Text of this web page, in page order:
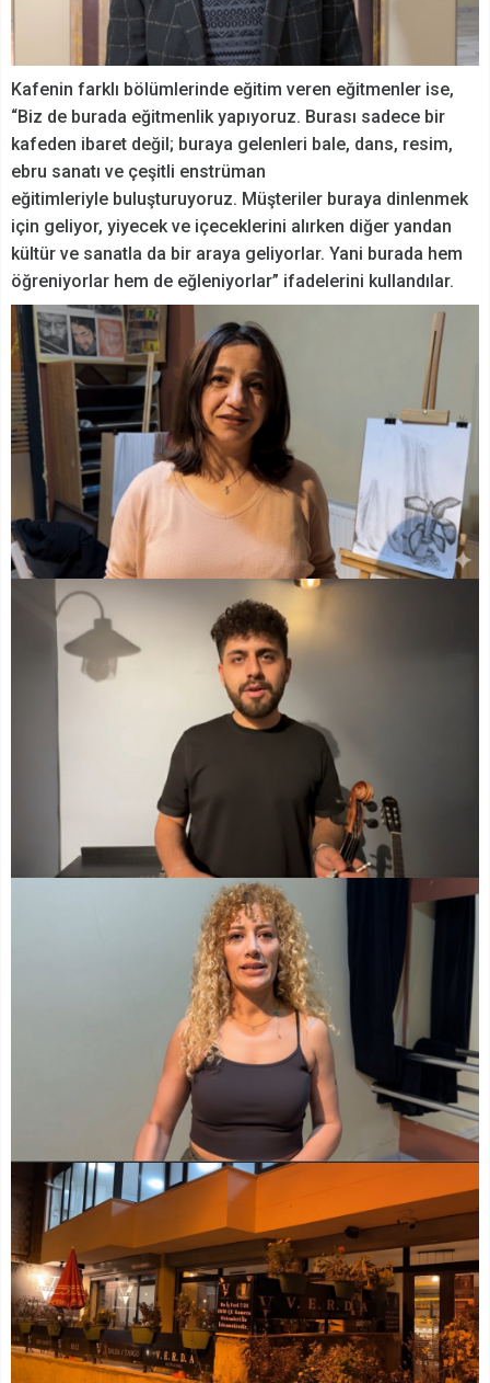
Kafenin farklı bölümlerinde eğitim veren eğitmenler ise,
“Biz de burada eğitmenlik yapıyoruz. Burası sadece bir
kafeden ibaret değil; buraya gelenleri bale, dans, resim,
ebru sanatı ve çeşitli enstrüman
eğitimleriyle buluşturuyoruz. Müşteriler buraya dinlenmek
için geliyor, yiyecek ve içeceklerini alırken diğer yandan
kültür ve sanatla da bir araya geliyorlar. Yani burada hem
öğreniyorlar hem de eğleniyorlar” ifadelerini kullandılar.